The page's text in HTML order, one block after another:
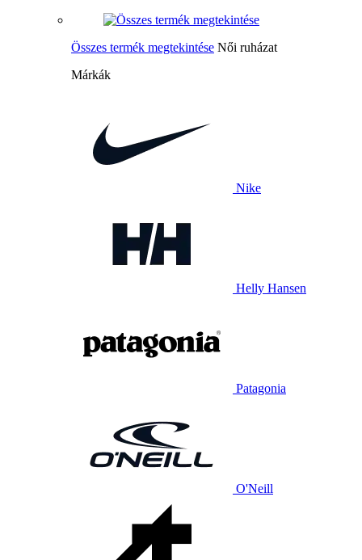
Összes termék megtekintése Női ruházat
Márkák
Nike
Helly Hansen
Patagonia
O'Neill